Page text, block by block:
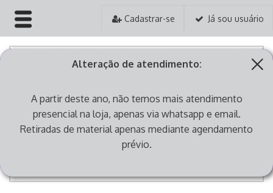
Cadastrar-se Já sou usuário
HOME
PRODUTOS
ASSISTÊNCIA TÉCNICA
Alteração de atendimento:
A partir deste ano, não temos mais atendimento
presencial na loja, apenas via whatsapp e email.
Retiradas de material apenas mediante agendamento
prévio.